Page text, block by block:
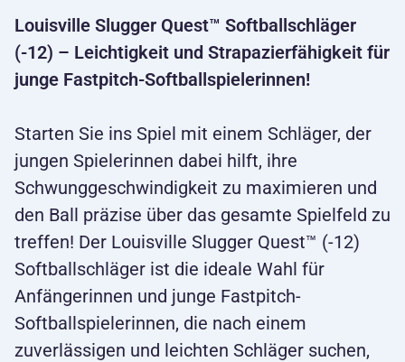
Louisville Slugger Quest™ Softballschläger
(-12) – Leichtigkeit und Strapazierfähigkeit für
junge Fastpitch-Softballspielerinnen!
Starten Sie ins Spiel mit einem Schläger, der
jungen Spielerinnen dabei hilft, ihre
Schwunggeschwindigkeit zu maximieren und
den Ball präzise über das gesamte Spielfeld zu
treffen! Der Louisville Slugger Quest™ (-12)
Softballschläger ist die ideale Wahl für
Anfängerinnen und junge Fastpitch-
Softballspielerinnen, die nach einem
zuverlässigen und leichten Schläger suchen,